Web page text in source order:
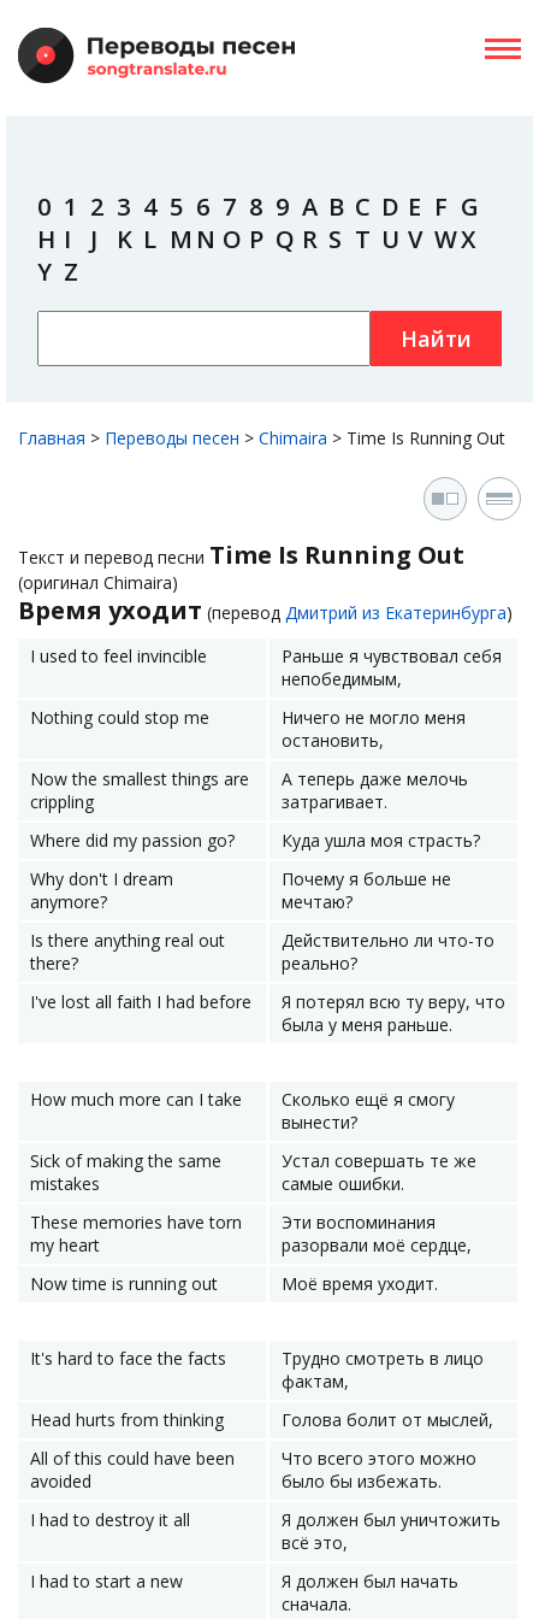
0 1 2 3 4 5 6 7 8 9 A B C D E F G
H I J K L M N O P Q R S T U V WX
Y Z
Найти
Главная > Переводы песен > Chimaira > Time Is Running Out
Текст и перевод песни Time Is Running Out
(оригинал Chimaira)
Время уходит (перевод Дмитрий из Екатеринбурга)
I used to feel invincible
Раньше я чувствовал себя
непобедимым,
Nothing could stop me
Ничего не могло меня
остановить,
Now the smallest things are
crippling
А теперь даже мелочь
затрагивает.
Where did my passion go?
Куда ушла моя страсть?
Why don't I dream
anymore?
Почему я больше не
мечтаю?
Is there anything real out
there?
Действительно ли что-то
реально?
I've lost all faith I had before
Я потерял всю ту веру, что
была у меня раньше.
How much more can I take
Сколько ещё я смогу
вынести?
Sick of making the same
mistakes
Устал совершать те же
самые ошибки.
These memories have torn
my heart
Эти воспоминания
разорвали моё сердце,
Now time is running out
Моё время уходит.
It's hard to face the facts
Трудно смотреть в лицо
фактам,
Head hurts from thinking
Голова болит от мыслей,
All of this could have been
avoided
Что всего этого можно
было бы избежать.
I had to destroy it all
Я должен был уничтожить
всё это,
I had to start a new
Я должен был начать
сначала.